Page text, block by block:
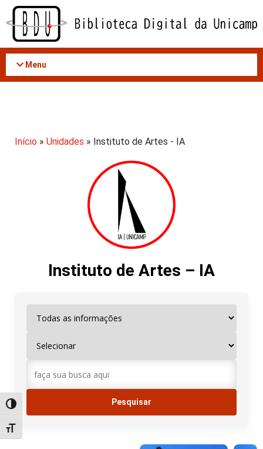
Acessar
conteúdo
Alternar alto contraste
Alternar tamanho da fonte
Menu
Início » Unidades » Instituto de Artes - IA
Instituto de Artes – IA